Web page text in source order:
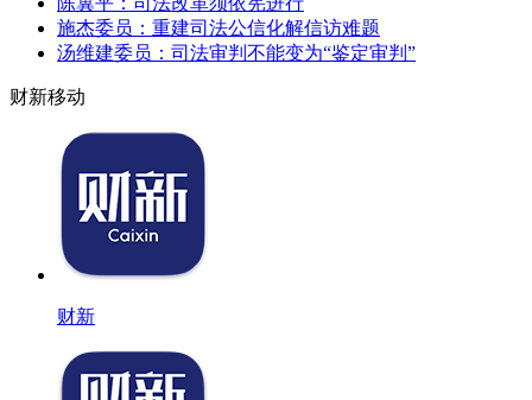
施杰委员：重建司法公信化解信访难题
汤维建委员：司法审判不能变为“鉴定审判”
财新移动
财新